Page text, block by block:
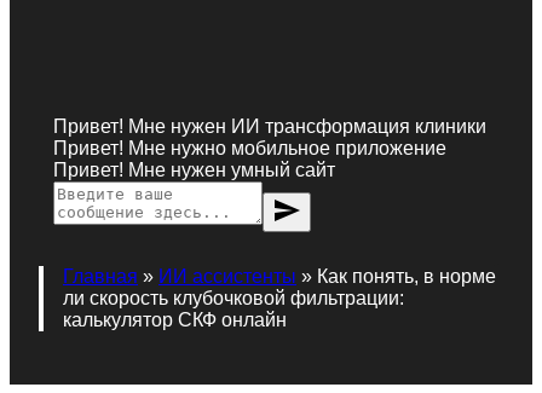
Привет! Мне нужен ИИ трансформация клиники
Привет! Мне нужно мобильное приложение
Привет! Мне нужен умный сайт
send
Главная » ИИ ассистенты » Как понять, в норме
ли скорость клубочковой фильтрации:
калькулятор СКФ онлайн